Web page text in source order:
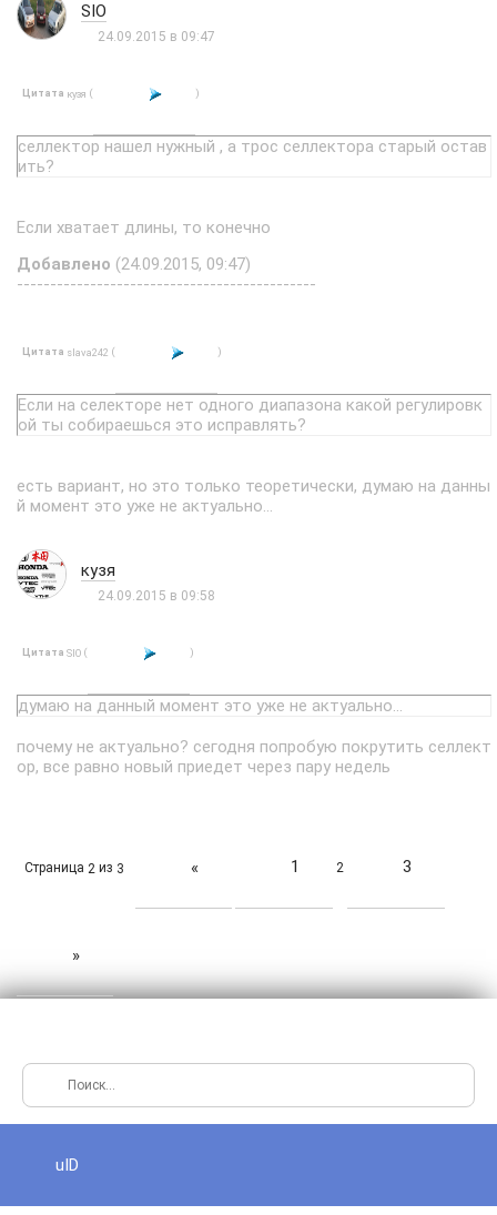
SIO
24.09.2015 в 09:47
Цитата кузя ( )
селлектор нашел нужный , а трос селлектора старый остав
ить?
Если хватает длины, то конечно
Добавлено (24.09.2015, 09:47)
---------------------------------------------
Цитата slava242 ( )
Если на селекторе нет одного диапазона какой регулировк
ой ты собираешься это исправлять?
есть вариант, но это только теоретически, думаю на данны
й момент это уже не актуально...
кузя
24.09.2015 в 09:58
Цитата SIO ( )
думаю на данный момент это уже не актуально...
почему не актуально? сегодня попробую покрутить селлект
ор, все равно новый приедет через пару недель
Страница 2 из 3 « 1 2 3
»
uID